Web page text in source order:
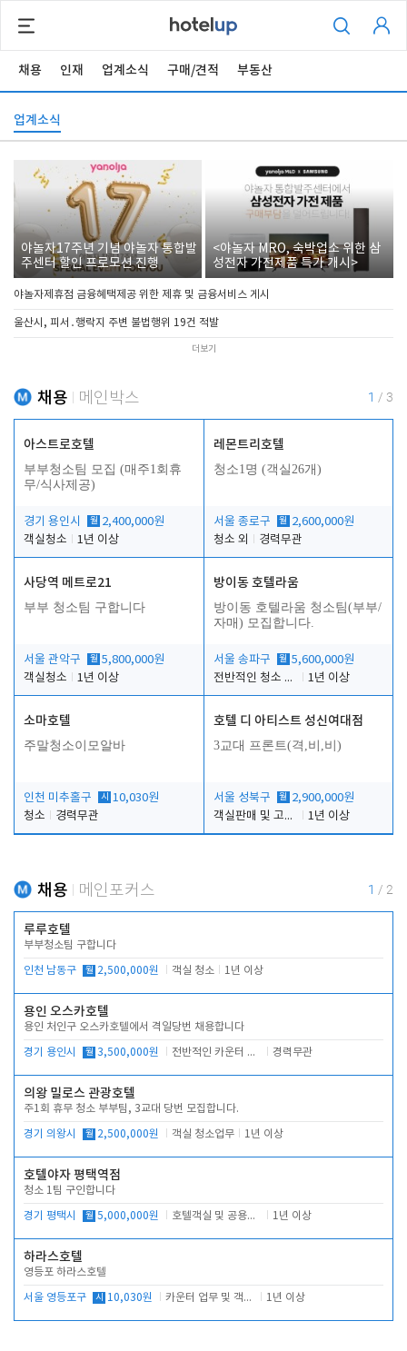
채용 인재 업계소식 구매/견적 부동산
업계소식
야놀자17주년 기념 야놀자 통합발
주센터 할인 프로모션 진행
<야놀자 MRO, 숙박업소 위한 삼
성전자 가전제품 특가 개시>
야놀자제휴점 금융혜택제공 위한 제휴 및 금융서비스 게시
울산시, 피서․행락지 주변 불법행위 19건 적발
더보기
채용 메인박스 1 / 3
아스트로호텔
부부청소팀 모집 (매주1회휴
무/식사제공)
경기 용인시 월 2,400,000원
객실청소
1년 이상
레몬트리호텔
청소1명 (객실26개)
서울 종로구 월 2,600,000원
청소 외
경력무관
사당역 메트로21
부부 청소팀 구합니다
서울 관악구 월 5,800,000원
객실청소
1년 이상
방이동 호텔라움
방이동 호텔라움 청소팀(부부/
자매) 모집합니다.
서울 송파구 월 5,600,000원
전반적인 청소 업무(객실청소.객실정리)
1년 이상
소마호텔
주말청소이모알바
인천 미추홀구 시 10,030원
청소
경력무관
호텔 디 아티스트 성신여대점
3교대 프론트(격,비,비)
서울 성북구 월 2,900,000원
객실판매 및 고객응대
1년 이상
채용 메인포커스 1 / 2
루루호텔
부부청소팀 구합니다
인천 남동구 월 2,500,000원 객실 청소 1년 이상
용인 오스카호텔
용인 처인구 오스카호텔에서 격일당번 채용합니다
경기 용인시 월 3,500,000원 전반적인 카운터 업무 경력무관
의왕 밀로스 관광호텔
주1회 휴무 청소 부부팀, 3교대 당번 모집합니다.
경기 의왕시 월 2,500,000원 객실 청소업무 1년 이상
호텔야자 평택역점
청소 1팀 구인합니다
경기 평택시 월 5,000,000원 호텔객실 및 공용시설 청소 관리 1년 이상
하라스호텔
영등포 하라스호텔
서울 영등포구 시 10,030원 카운터 업무 및 객실관리(청소상태 확인, 객실판매) 1년 이상